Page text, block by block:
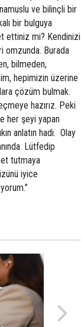
ve bilinçli bir
bir bulguya
ettiniz mi? Kendinizi
omzunda. Burada
bilmeden,
hepimizin üzerine
çözüm bulmak.
hazırız. Peki
her şeyi yapan
anlatın hadi. Olay
Lütfedip
tutmaya
iyice